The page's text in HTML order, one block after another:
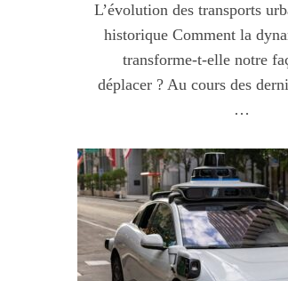
L’évolution des transports
historique Comment la
transforme-t-elle notre
déplacer ? Au cours des
…